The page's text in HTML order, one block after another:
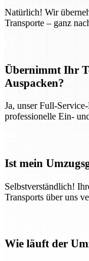
Natürlich! Wir
Transporte – ganz
Übernimmt Ihr
Auspacken?
Ja, unser Full-
professionelle Ein-
Ist mein
Selbstverständlich!
Transports über uns
Wie läuft der